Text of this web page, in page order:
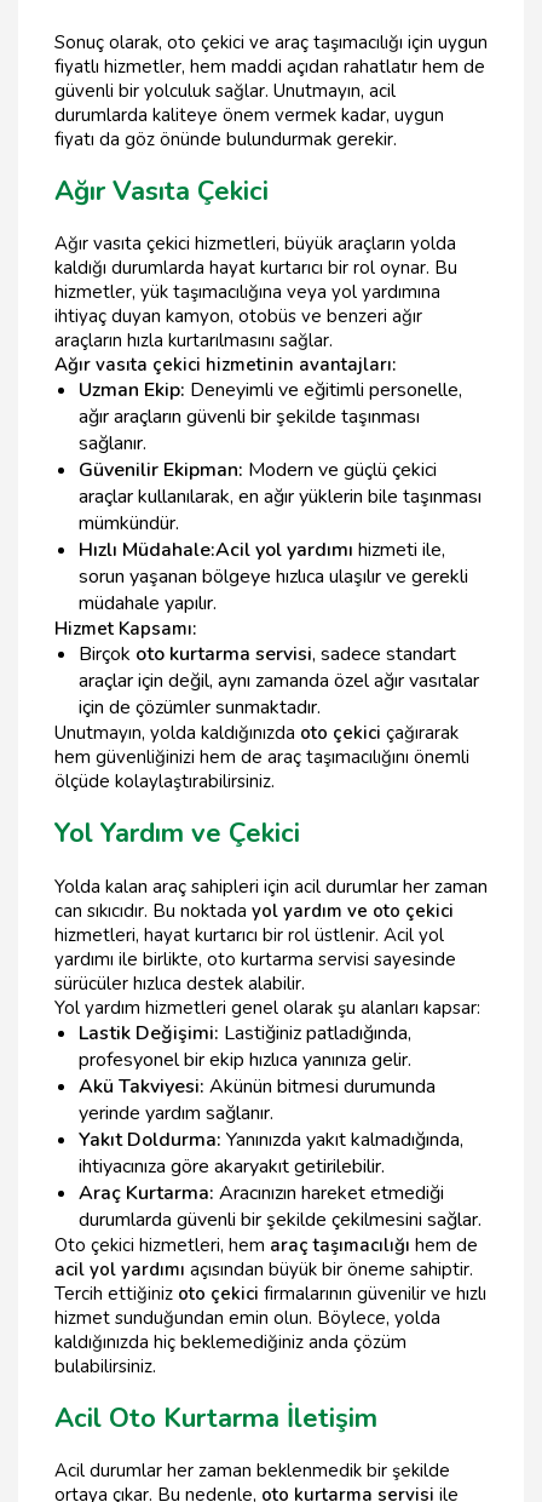
Sonuç olarak, oto çekici ve araç taşımacılığı için uygun
fiyatlı hizmetler, hem maddi açıdan rahatlatır hem de
güvenli bir yolculuk sağlar. Unutmayın, acil
durumlarda kaliteye önem vermek kadar, uygun
fiyatı da göz önünde bulundurmak gerekir.
Ağır Vasıta Çekici
Ağır vasıta çekici hizmetleri, büyük araçların yolda
kaldığı durumlarda hayat kurtarıcı bir rol oynar. Bu
hizmetler, yük taşımacılığına veya yol yardımına
ihtiyaç duyan kamyon, otobüs ve benzeri ağır
araçların hızla kurtarılmasını sağlar.
Ağır vasıta çekici hizmetinin avantajları:
Uzman Ekip: Deneyimli ve eğitimli personelle,
ağır araçların güvenli bir şekilde taşınması
sağlanır.
Güvenilir Ekipman: Modern ve güçlü çekici
araçlar kullanılarak, en ağır yüklerin bile taşınması
mümkündür.
Hızlı Müdahale:Acil yol yardımı hizmeti ile,
sorun yaşanan bölgeye hızlıca ulaşılır ve gerekli
müdahale yapılır.
Hizmet Kapsamı:
Birçok oto kurtarma servisi, sadece standart
araçlar için değil, aynı zamanda özel ağır vasıtalar
için de çözümler sunmaktadır.
Unutmayın, yolda kaldığınızda oto çekici çağırarak
hem güvenliğinizi hem de araç taşımacılığını önemli
ölçüde kolaylaştırabilirsiniz.
Yol Yardım ve Çekici
Yolda kalan araç sahipleri için acil durumlar her zaman
can sıkıcıdır. Bu noktada yol yardım ve oto çekici
hizmetleri, hayat kurtarıcı bir rol üstlenir. Acil yol
yardımı ile birlikte, oto kurtarma servisi sayesinde
sürücüler hızlıca destek alabilir.
Yol yardım hizmetleri genel olarak şu alanları kapsar:
Lastik Değişimi: Lastiğiniz patladığında,
profesyonel bir ekip hızlıca yanınıza gelir.
Akü Takviyesi: Akünün bitmesi durumunda
yerinde yardım sağlanır.
Yakıt Doldurma: Yanınızda yakıt kalmadığında,
ihtiyacınıza göre akaryakıt getirilebilir.
Araç Kurtarma: Aracınızın hareket etmediği
durumlarda güvenli bir şekilde çekilmesini sağlar.
Oto çekici hizmetleri, hem araç taşımacılığı hem de
acil yol yardımı açısından büyük bir öneme sahiptir.
Tercih ettiğiniz oto çekici firmalarının güvenilir ve hızlı
hizmet sunduğundan emin olun. Böylece, yolda
kaldığınızda hiç beklemediğiniz anda çözüm
bulabilirsiniz.
Acil Oto Kurtarma İletişim
Acil durumlar her zaman beklenmedik bir şekilde
ortaya çıkar. Bu nedenle, oto kurtarma servisi ile